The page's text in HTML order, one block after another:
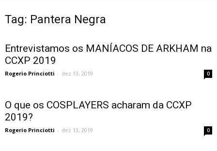
Tag: Pantera Negra
Entrevistamos os MANÍACOS DE ARKHAM na
CCXP 2019
Rogerio Princiotti - dez 13, 2019 0
O que os COSPLAYERS acharam da CCXP
2019?
Rogerio Princiotti - dez 13, 2019 0